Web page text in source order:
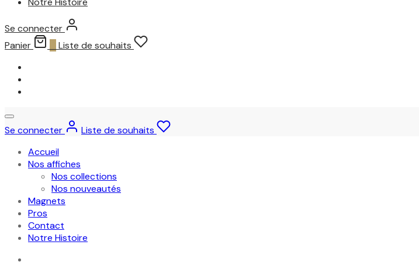
Se connecter
Panier
Liste de souhaits
Se connecter
Liste de souhaits
Accueil
Nos affiches
Nos collections
Nos nouveautés
Magnets
Pros
Contact
Notre Histoire